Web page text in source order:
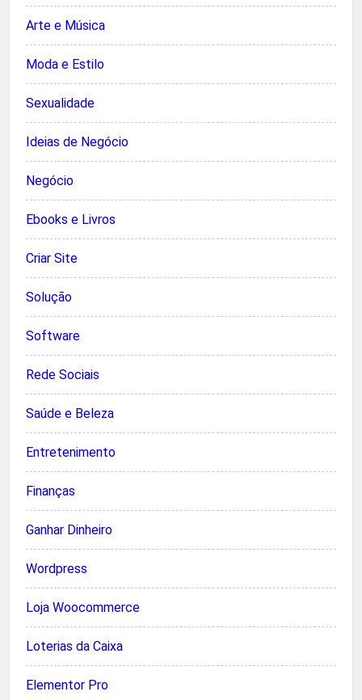
Arte e Música
Moda e Estilo
Sexualidade
Ideias de Negócio
Negócio
Ebooks e Livros
Criar Site
Solução
Software
Rede Sociais
Saúde e Beleza
Entretenimento
Finanças
Ganhar Dinheiro
Wordpress
Loja Woocommerce
Loterias da Caixa
Elementor Pro